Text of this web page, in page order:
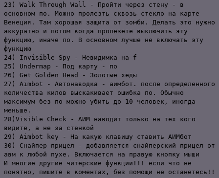
23) Walk Through Wall - Пройти через стену - в
основном по. Можно пролезть сквозь стекло на карте
Венеция. Там хорошая защита от зомби. Делать это нужно
аккуратно и потом когда пролезете выключить эту
функцию, иначе по. В основном лучше не включать эту
функцию
24) Invisible Spy - Невидимка на f
25) Undermap - Под карту - по
26) Get Golden Head - Золотые хеды
27) Aimbot - Автонаводка - аимбот. после определенного
количества килов выскакивает ошибка по. Обычно
максимум без по можно убить до 10 человек, иногда
меньше.
28)Visible Check - АИМ наводит только на тех кого
видите, а не за стенкой
29) Aimbot key - На какую клавишу ставить АИМбот
30) Снайпер прицел - добавляется снайперский прицел от
авм к любой пухе. Включается на правую кнопку мыши
И многие другие читерские функции!!! если что не
понятно, пишите в коментах, без помощи не останетесь!!